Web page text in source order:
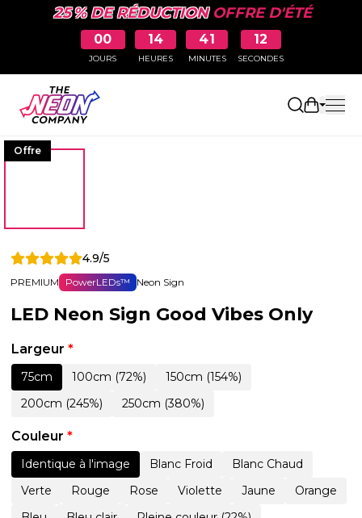
25 % DE RÉDUCTIONOFFRE D'ÉTÉ
00
JOURS
14
HEURES
41
MINUTES
11
SECONDES
Ouvrir
Offre
4.9/5
PREMIUM PowerLEDs™ Neon Sign
LED Neon Sign Good Vibes Only
Largeur *
75cm 100cm (72%)
150cm (154%)
200cm (245%)
250cm (380%)
Couleur *
Identique à l'image Blanc Froid
Blanc Chaud
Verte
Rouge Rose Violette Jaune
Orange